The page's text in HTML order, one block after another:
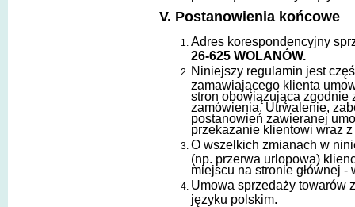
V. Postanowienia końcowe
Adres korespondencyjny
26-625 WOLANÓW.
Niniejszy regulamin jest
zamawiającego klienta
stron obowiązująca zgodnie
zamówienia. Utrwalenie,
postanowień zawieranej
przekazanie klientowi wraz
O wszelkich zmianach w
(np. przerwa urlopowa)
miejscu na stronie głównej -
Umowa sprzedaży towarów
języku polskim.